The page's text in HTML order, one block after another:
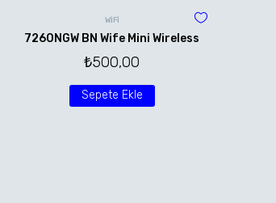
WİFİ
7260NGW BN Wife Mini Wireless
₺500,00
Sepete Ekle